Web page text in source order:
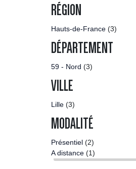
RÉGION
Hauts-de-France (3)
DÉPARTEMENT
59 - Nord (3)
VILLE
Lille (3)
MODALITÉ
Présentiel (2)
A distance (1)